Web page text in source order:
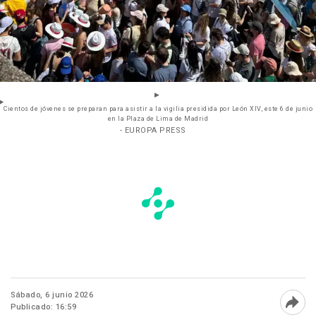
Cientos de jóvenes se preparan para asistir a la vigilia presidida por León XIV, este 6 de junio
en la Plaza de Lima de Madrid
- EUROPA PRESS
Sábado, 6 junio 2026
Publicado: 16:59